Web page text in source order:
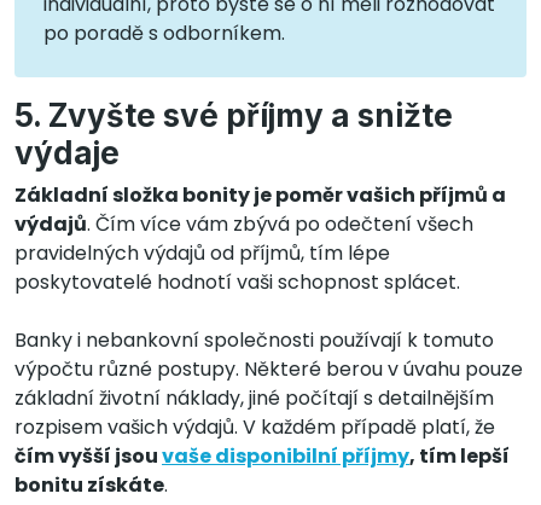
po poradě s odborníkem.
5. Zvyšte své příjmy a snižte
výdaje
Základní složka bonity je poměr vašich příjmů a
výdajů. Čím více vám zbývá po odečtení všech
pravidelných výdajů od příjmů, tím lépe
poskytovatelé hodnotí vaši schopnost splácet.
Banky i nebankovní společnosti používají k tomuto
výpočtu různé postupy. Některé berou v úvahu pouze
základní životní náklady, jiné počítají s detailnějším
rozpisem vašich výdajů. V každém případě platí, že
čím vyšší jsouvaše disponibilní příjmy, tím lepší
bonitu získáte.